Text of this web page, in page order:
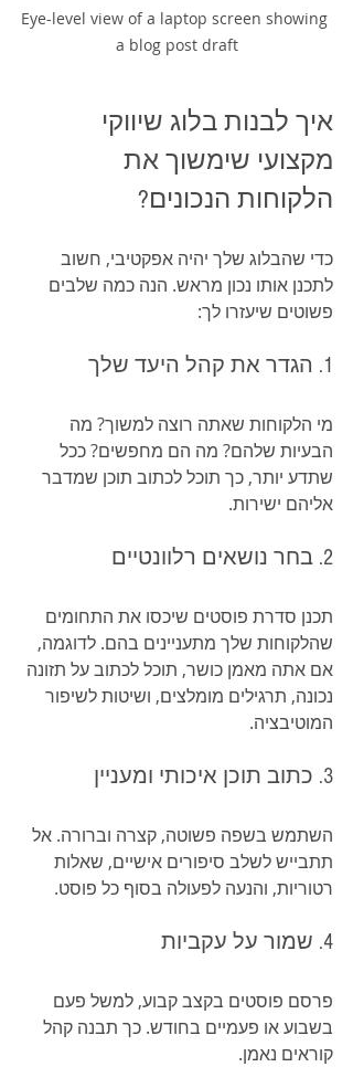
Eye-level view of a laptop screen showing
a blog post draft
איך לבנות בלוג שיווקי
מקצועי שימשוך את
הלקוחות הנכונים?
כדי שהבלוג שלך יהיה אפקטיבי, חשוב
לתכנן אותו נכון מראש. הנה כמה שלבים
פשוטים שיעזרו לך:
1. הגדר את קהל היעד שלך
מי הלקוחות שאתה רוצה למשוך? מה
הבעיות שלהם? מה הם מחפשים? ככל
שתדע יותר, כך תוכל לכתוב תוכן שמדבר
אליהם ישירות.
2. בחר נושאים רלוונטיים
תכנן סדרת פוסטים שיכסו את התחומים
שהלקוחות שלך מתעניינים בהם. לדוגמה,
אם אתה מאמן כושר, תוכל לכתוב על תזונה
נכונה, תרגילים מומלצים, ושיטות לשיפור
המוטיבציה.
3. כתוב תוכן איכותי ומעניין
השתמש בשפה פשוטה, קצרה וברורה. אל
תתבייש לשלב סיפורים אישיים, שאלות
רטוריות, והנעה לפעולה בסוף כל פוסט.
4. שמור על עקביות
פרסם פוסטים בקצב קבוע, למשל פעם
בשבוע או פעמיים בחודש. כך תבנה קהל
קוראים נאמן.